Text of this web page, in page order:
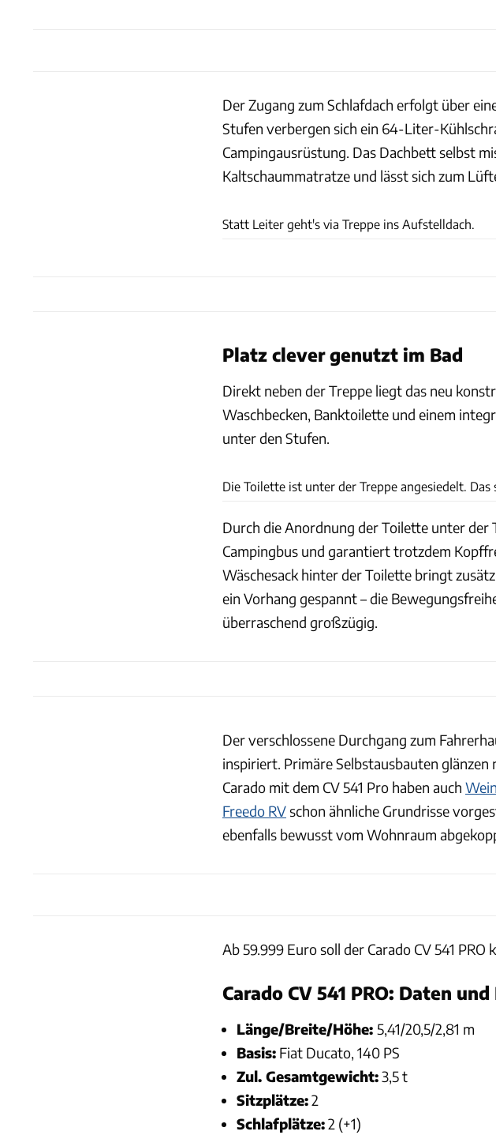
Der Zugang zum Schlafdach erfolgt über
Stufen verbergen sich ein 64-Liter-
Campingausrüstung. Das Dachbett selbst
Kaltschaummatratze und lässt sich zum
Statt Leiter geht's via Treppe ins Aufstelldach.
Platz clever genutzt im Bad
Direkt neben der Treppe liegt das neu
Waschbecken, Banktoilette und einem
unter den Stufen.
Die Toilette ist unter der Treppe angesiedelt. Das
Durch die Anordnung der Toilette unter der
Campingbus und garantiert trotzdem
Wäschesack hinter der Toilette bringt
ein Vorhang gespannt – die
überraschend großzügig.
Der verschlossene Durchgang zum
inspiriert. Primäre Selbstausbauten glänzen
Carado mit dem CV 541 Pro haben auch
Freedo RVschon ähnliche Grundrisse
ebenfalls bewusst vom Wohnraum
Ab 59.999 Euro soll der Carado CV 541 PRO
Carado CV 541 PRO: Daten und
Länge/Breite/Höhe: 5,41/20,5/2,81 m
Basis: Fiat Ducato, 140 PS
Zul. Gesamtgewicht:3,5 t
Sitzplätze:2
Schlafplätze:2 (+1)